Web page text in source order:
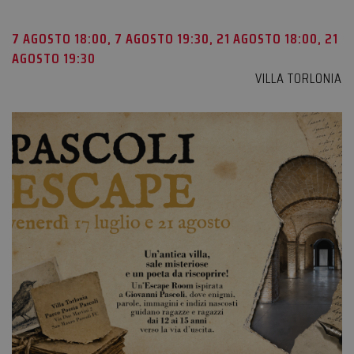
7 AGOSTO 18:00, 7 AGOSTO 19:30, 21 AGOSTO 18:00, 21
AGOSTO 19:30
VILLA TORLONIA